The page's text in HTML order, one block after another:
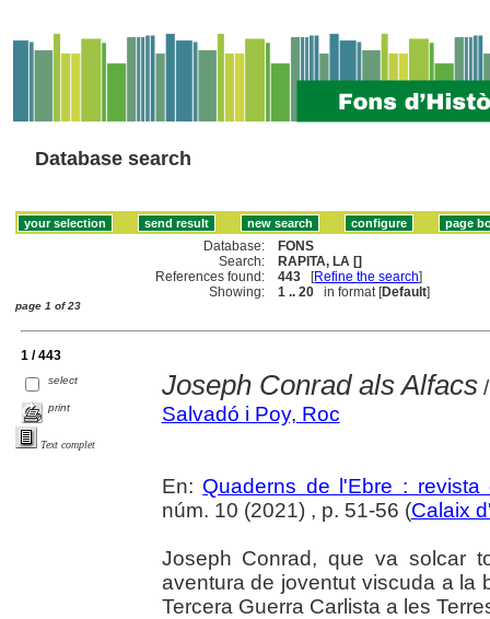
Database search
Database:
FONS
Search:
RAPITA, LA []
References found:
443 [Refine the search]
Showing:
1 .. 20 in format [Default]
page 1 of 23
1 / 443
select
print
Text complet
Joseph Conrad als Alfacs/
Salvadó i Poy, Roc
En: Quaderns de l'Ebre :
núm. 10 (2021) , p. 51-56 (Calaix
Joseph Conrad, que va solcar
aventura de joventut viscuda a la
Tercera Guerra Carlista a les